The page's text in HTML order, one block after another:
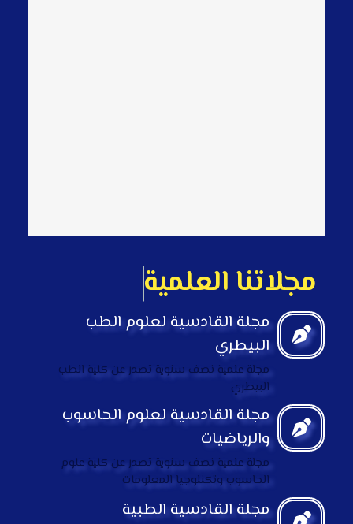
مجلتناالعلمية
مجلة القادسية لعلوم الطب
البيطري
مجلة علمية نصف سنوية تصدر عن كلية الطب
البيطري
مجلة القادسية لعلوم الحاسوب
والرياضيات
مجلة علمية نصف سنوية تصدر عن كلية علوم
الحاسوب وتكنلوجيا المعلومات
مجلة القادسية الطبية